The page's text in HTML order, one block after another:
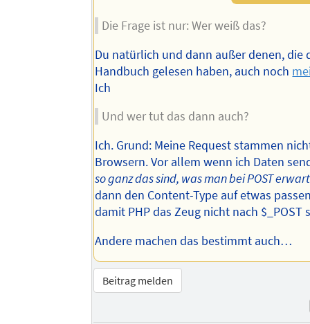
Die Frage ist nur: Wer weiß das?
Du natürlich und dann außer denen, die
Handbuch gelesen haben, auch noch
Ich
Und wer tut das dann auch?
Ich. Grund: Meine Request stammen
Browsern. Vor allem wenn ich Daten
so ganz das sind, was man bei POST
dann den Content-Type auf etwas
damit PHP das Zeug nicht nach $_POST
Andere machen das bestimmt auch…
Beitrag melden